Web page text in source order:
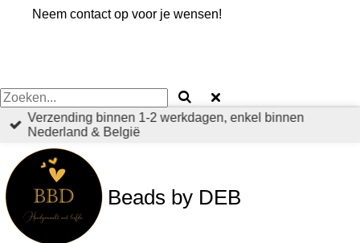
Neem contact op voor je wensen!
Verzending binnen 1-2 werkdagen, enkel binnen
Nederland & België
Beads by DEB